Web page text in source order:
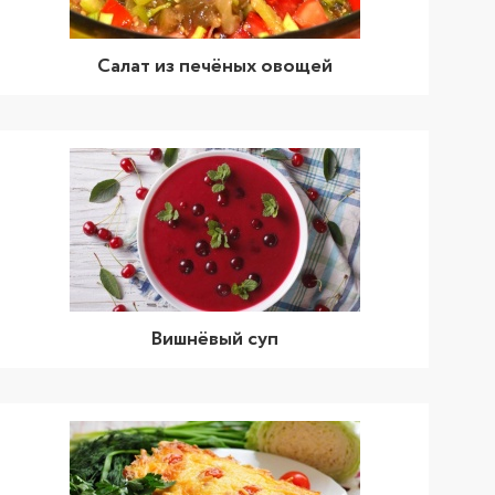
Салат из печёных овощей
Вишнёвый суп